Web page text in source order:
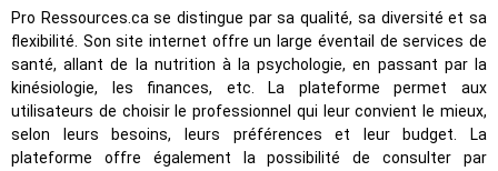
Pro Ressources.ca se distingue par sa qualité, sa diversité et sa
flexibilité. Son site internet offre un large éventail de services de
santé, allant de la nutrition à la psychologie, en passant par la
kinésiologie, les finances, etc. La plateforme permet aux
utilisateurs de choisir le professionnel qui leur convient le mieux,
selon leurs besoins, leurs préférences et leur budget. La
plateforme offre également la possibilité de consulter par